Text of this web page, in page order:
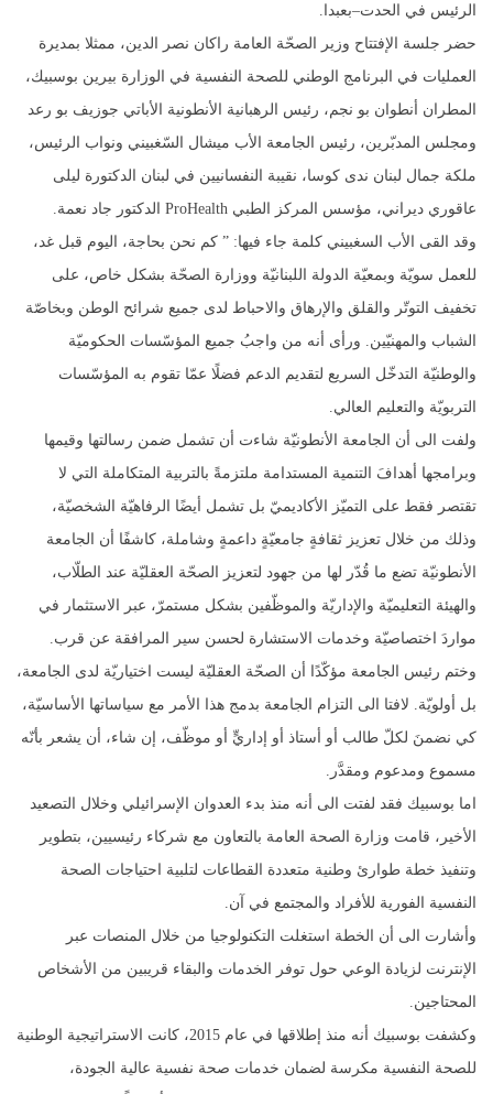
الرئيس في الحدت–بعبدا.
حضر جلسة الإفتتاح وزير الصحّة العامة راكان نصر الدين، ممثلا بمديرة
العمليات في البرنامج الوطني للصحة النفسية في الوزارة بيرين بوسبيك،
المطران أنطوان بو نجم، رئيس الرهبانية الأنطونية الأباتي جوزيف بو رعد
ومجلس المدبّرين، رئيس الجامعة الأب ميشال السّغبيني ونواب الرئيس،
ملكة جمال لبنان ندى كوسا، نقيبة النفسانيين في لبنان الدكتورة ليلى
عاقوري ديراني، مؤسس المركز الطبي ProHealth الدكتور جاد نعمة.
وقد القى الأب السغبيني كلمة جاء فيها: ” كم نحن بحاجة، اليوم قبل غد،
للعمل سويّة وبمعيّة الدولة اللبنانيّة ووزارة الصحّة بشكل خاص، على
تخفيف التوتّر والقلق والإرهاق والاحباط لدى جميع شرائح الوطن وبخاصّة
الشباب والمهنيّين. ورأى أنه من واجبُ جميع المؤسّسات الحكوميّة
والوطنيّة التدخّل السريع لتقديم الدعم فضلًا عمّا تقوم به المؤسّسات
التربويّة والتعليم العالي.
ولفت الى أن الجامعة الأنطونيّة شاءت أن تشمل ضمن رسالتها وقيمها
وبرامجها أهدافَ التنمية المستدامة ملتزمةً بالتربية المتكاملة التي لا
تقتصر فقط على التميّز الأكاديميّ بل تشمل أيضًا الرفاهيّة الشخصيّة،
وذلك من خلال تعزيز ثقافةٍ جامعيّةٍ داعمةٍ وشاملة، كاشفًا أن الجامعة
الأنطونيّة تضع ما قُدّر لها من جهود لتعزيز الصحّة العقليّة عند الطلّاب،
والهيئة التعليميّة والإداريّة والموظّفين بشكل مستمرّ، عبر الاستثمار في
مواردَ اختصاصيّة وخدمات الاستشارة لحسن سير المرافقة عن قرب.
وختم رئيس الجامعة مؤكّدًا أن الصحّة العقليّة ليست اختياريّة لدى الجامعة،
بل أولويّة. لافتا الى التزام الجامعة بدمج هذا الأمر مع سياساتها الأساسيّة،
كي نضمنَ لكلّ طالب أو أستاذ أو إداريٍّ أو موظّف، إن شاء، أن يشعر بأنّه
مسموع ومدعوم ومقدَّر.
اما بوسبيك فقد لفتت الى أنه منذ بدء العدوان الإسرائيلي وخلال التصعيد
الأخير، قامت وزارة الصحة العامة بالتعاون مع شركاء رئيسيين، بتطوير
وتنفيذ خطة طوارئ وطنية متعددة القطاعات لتلبية احتياجات الصحة
النفسية الفورية للأفراد والمجتمع في آن.
وأشارت الى أن الخطة استغلت التكنولوجيا من خلال المنصات عبر
الإنترنت لزيادة الوعي حول توفر الخدمات والبقاء قريبين من الأشخاص
المحتاجين.
وكشفت بوسبيك أنه منذ إطلاقها في عام 2015، كانت الاستراتيجية الوطنية
للصحة النفسية مكرسة لضمان خدمات صحة نفسية عالية الجودة،